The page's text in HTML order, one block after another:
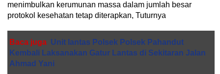
menimbulkan kerumunan massa dalam jumlah besar
protokol kesehatan tetap diterapkan, Tuturnya
Baca juga Unit lantas Polsek Polsek Pahandut
Kembali Laksanakan Gatur Lantas di Sekitaran Jalan
Ahmad Yani